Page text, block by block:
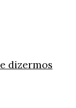
dizermos